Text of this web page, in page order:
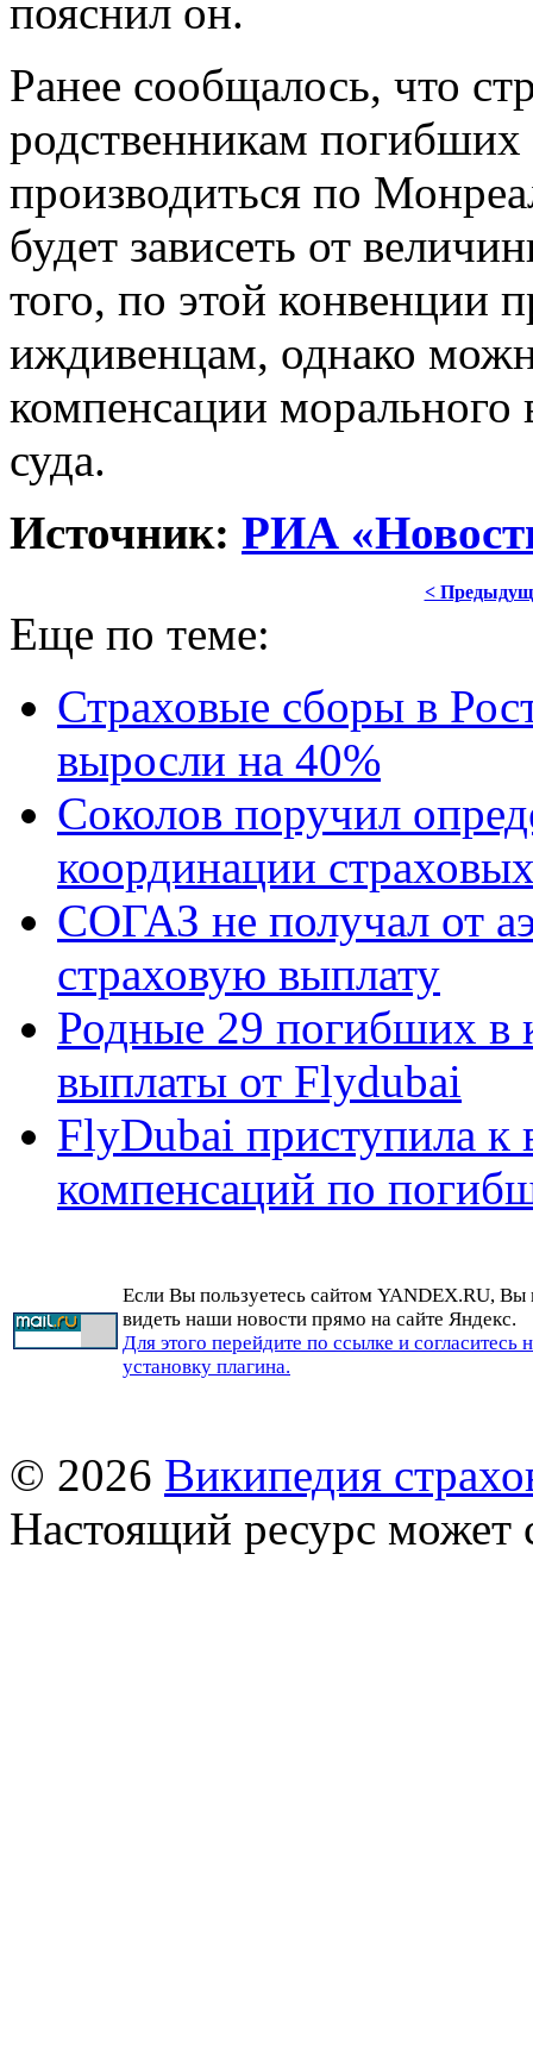
пояснил он.
Ранее сообщалось, что
родственникам погибших
производиться по
будет зависеть от
того, по этой конвенции
иждивенцам, однако
компенсации
суда.
Источник: РИА
<
Еще по теме:
Страховые сборы в
выросли на 40%
Соколов поручил
координации
СОГАЗ не получал от
страховую выплату
Родные 29 погибших в
выплаты от Flydubai
FlyDubai приступила к
компенсаций по
Если Вы пользуетесь сайтом YANDEX.RU, Вы
видеть наши новости прямо на сайте Яндекс.
Для этого перейдите по ссылке и согласитесь
установку плагина.
© 2026 Википедия
Настоящий ресурс может